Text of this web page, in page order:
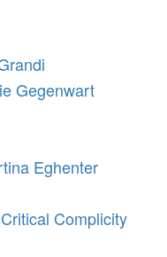
Gegenwart
Eghenter
Complicity